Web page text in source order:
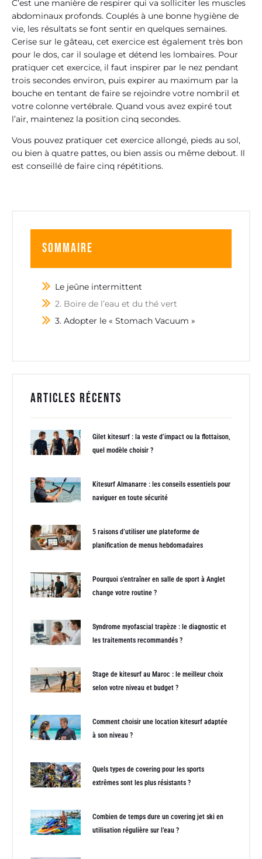
C’est une manière de respirer qui va solliciter les muscles
abdominaux profonds. Couplés à une bonne hygiène de
vie, les résultats se font sentir en quelques semaines.
Cerise sur le gâteau, cet exercice est également très bon
pour le dos, car il soulage et détend les lombaires. Pour
pratiquer cet exercice, il faut inspirer par le nez pendant
trois secondes environ, puis expirer au maximum par la
bouche en tentant de faire se rejoindre votre nombril et
votre colonne vertébrale. Quand vous avez expiré tout
l’air, maintenez la position cinq secondes.
Vous pouvez pratiquer cet exercice allongé, pieds au sol,
ou bien à quatre pattes, ou bien assis ou même debout. Il
est conseillé de faire cinq répétitions.
Sommaire
Le jeûne intermittent
2. Boire de l’eau et du thé vert
3. Adopter le « Stomach Vacuum »
Articles récents
Gilet kitesurf : la veste d’impact ou la flottaison,
quel modèle choisir ?
Kitesurf Almanarre : les conseils essentiels pour
naviguer en toute sécurité
5 raisons d’utiliser une plateforme de
planification de menus hebdomadaires
Pourquoi s’entraîner en salle de sport à Anglet
change votre routine ?
Syndrome myofascial trapèze : le diagnostic et
les traitements recommandés ?
Stage de kitesurf au Maroc : le meilleur choix
selon votre niveau et budget ?
Comment choisir une location kitesurf adaptée
à son niveau ?
Quels types de covering pour les sports
extrêmes sont les plus résistants ?
Combien de temps dure un covering jet ski en
utilisation régulière sur l’eau ?